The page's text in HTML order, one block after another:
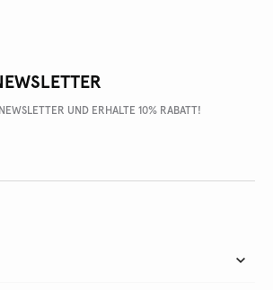
UND ERHALTE 10% RABATT!